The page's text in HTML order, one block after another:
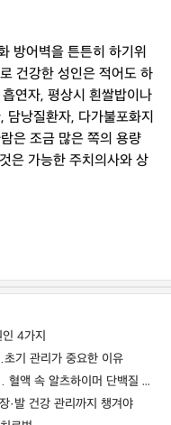
방어벽을 튼튼히 하기위
건강한 성인은 적어도 하
연자, 평상시 흰쌀밥이나
낭질환자, 다가불포화지
은 조금 많은 쪽의 용량
은 가능한 주치의사와 상
4가지
기 관리가 중요한 이유
“하루 8시간 30분 이상 자면 ‘치매’ 위험?”… 혈액 속 알츠하이머 단백질 늘었다
·발 건강 관리까지 챙겨야